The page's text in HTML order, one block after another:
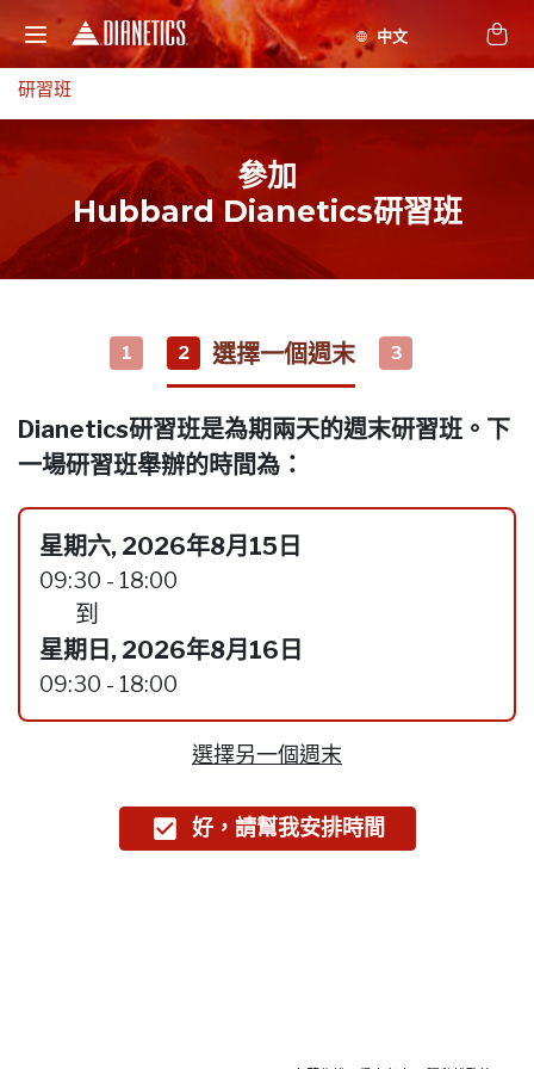
研習班
參加
Hubbard Dianetics研習班
1 2 選擇一個週末 3
Dianetics研習班是為期兩天的週末研習班。下
一場研習班舉辦的時間為：
星期六, 2026年8月15日
09:30 - 18:00
到
星期日, 2026年8月16日
09:30 - 18:00
選擇另一個週末
好，請幫我安排時間